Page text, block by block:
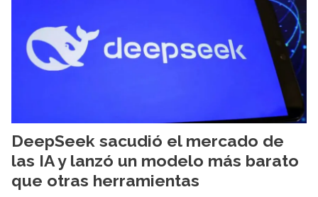
DeepSeek sacudió el mercado de
las IA y lanzó un modelo más barato
que otras herramientas